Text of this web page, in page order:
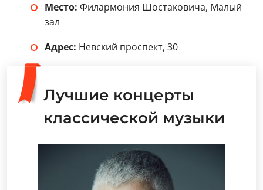
Место: Филармония Шостаковича, Малый
зал
Адрес: Невский проспект, 30
Лучшие концерты
классической музыки